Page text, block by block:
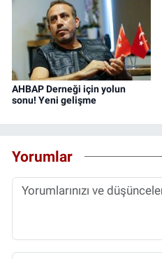
AHBAP Derneği için yolun
sonu! Yeni gelişme
Yorumlar